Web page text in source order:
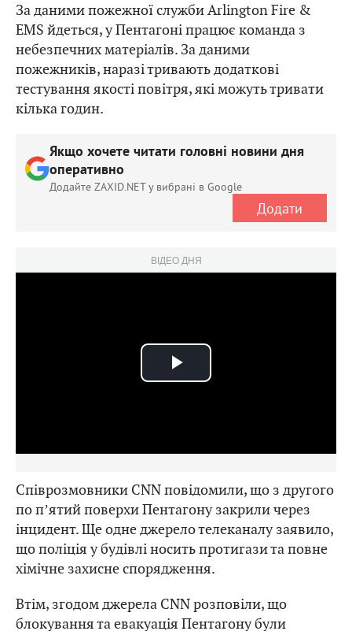
За даними пожежної служби Arlington Fire &
EMS йдеться, у Пентагоні працює команда з
небезпечних матеріалів. За даними
пожежників, наразі тривають додаткові
тестування якості повітря, які можуть тривати
кілька годин.
Якщо хочете читати головні новини дня
оперативно
Додайте ZAXID.NET у вибрані в Google
Додати
ВІДЕО ДНЯ
Play
Співрозмовники CNN повідомили, що з другого
по пʼятий поверхи Пентагону закрили через
інцидент. Ще одне джерело телеканалу заявило,
що поліція у будівлі носить протигази та повне
хімічне захисне спорядження.
Втім, згодом джерела CNN розповіли, що
блокування та евакуація Пентагону були